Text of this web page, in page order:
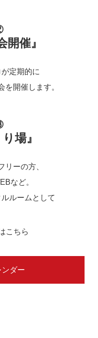
開催』
定期的に
を開催します。
場』
リーの方、
など。
ルームとして
こちら
ンダー